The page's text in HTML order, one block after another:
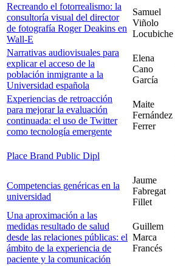
Recreando el fotorrealismo: la
consultoría visual del director
de fotografía Roger Deakins en
Wall-E
Samuel
Viñolo
Locubiche
Narrativas audiovisuales para
explicar el acceso de la
población inmigrante a la
Universidad española
Elena
Cano
García
Experiencias de retroacción
para mejorar la evaluación
continuada: el uso de Twitter
como tecnología emergente
Maite
Fernández
Ferrer
Place Brand Public Dipl
Competencias genéricas en la
universidad
Jaume
Fabregat
Fillet
Una aproximación a las
medidas resultado de salud
desde las relaciones públicas: el
ámbito de la experiencia de
paciente y la comunicación
Guillem
Marca
Francés